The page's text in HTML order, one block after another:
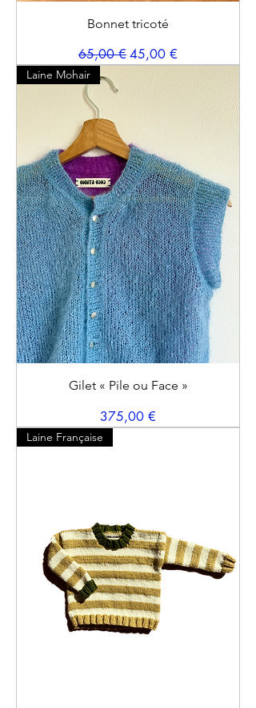
Bonnet tricoté
Prix original
65,00 €Prix promotionnel
45,00 €
Laine Mohair
Gilet « Pile ou Face »
Prix
375,00 €
Laine Française